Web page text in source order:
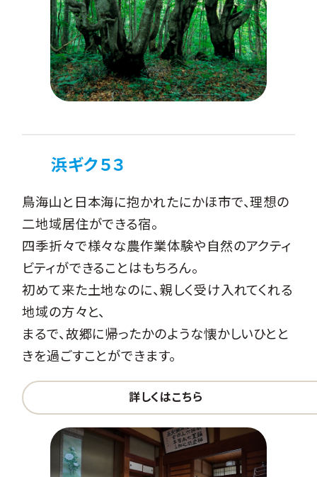
浜ギク５３
鳥海山と日本海に抱かれたにかほ市で、理想の
二地域居住ができる宿。
四季折々で様々な農作業体験や自然のアクティ
ビティができることはもちろん。
初めて来た土地なのに、親しく受け入れてくれる
地域の方々と、
まるで、故郷に帰ったかのような懐かしいひとと
きを過ごすことができます。
詳しくはこちら